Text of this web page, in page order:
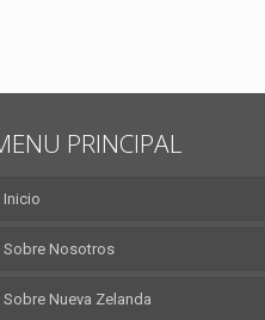
PRINCIPAL
Inicio
Sobre Nosotros
Sobre Nueva Zelanda